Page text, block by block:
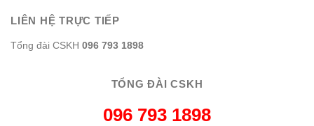
LIÊN HỆ TRỰC TIẾP
Tổng đài CSKH 096 793 1898
TỔNG ĐÀI CSKH
096 793 1898